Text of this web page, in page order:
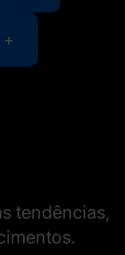
tendências,